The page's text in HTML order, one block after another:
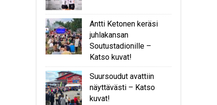
Antti Ketonen keräsi
juhlakansan
Soutustadionille –
Katso kuvat!
Suursoudut avattiin
näyttävästi – Katso
kuvat!